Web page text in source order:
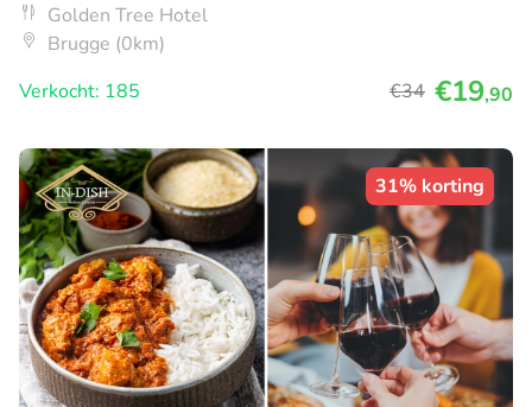
Golden Tree Hotel
Brugge (0km)
Verkocht: 185
€34 €19,90
31% korting